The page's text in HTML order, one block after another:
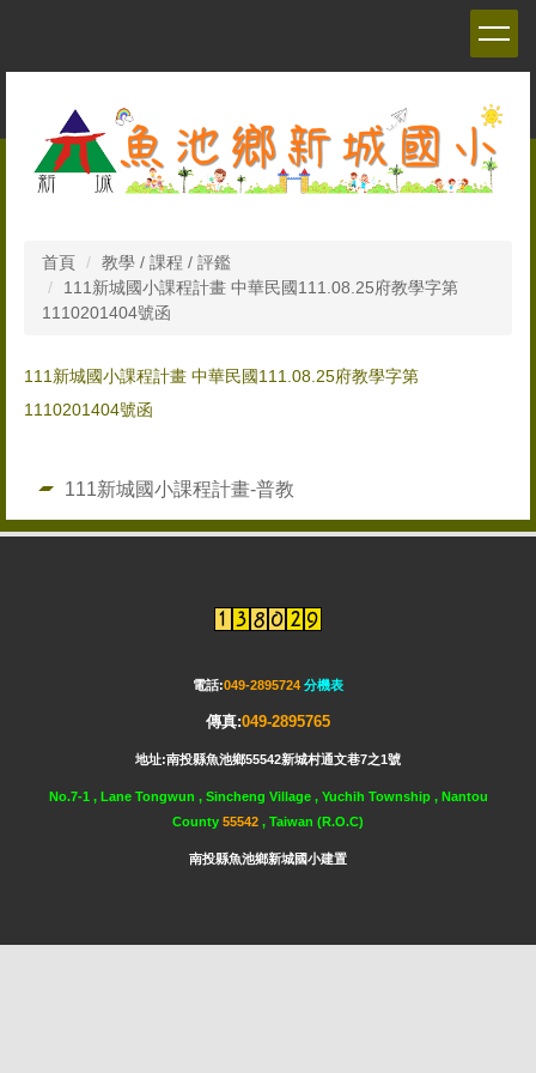
首頁
教學 / 課程 / 評鑑
111新城國小課程計畫 中華民國111.08.25府教學字第
1110201404號函
111新城國小課程計畫 中華民國111.08.25府教學字第
1110201404號函
111新城國小課程計畫-普教
電話:049-2895724 分機表
傳真:049-2895765
地址:南投縣魚池鄉55542新城村通文巷7之1號
No.7-1 , Lane Tongwun , Sincheng Village , Yuchih Township , Nantou
County 55542 , Taiwan (R.O.C)
南投縣魚池鄉新城國小建置